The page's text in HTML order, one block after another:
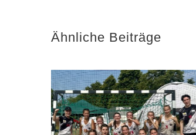
Ähnliche Beiträge